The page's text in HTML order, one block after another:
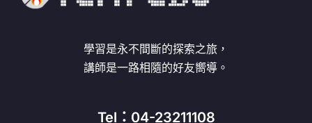
學習是永不間斷的探索之旅，
講師是一路相隨的好友嚮導。
Tel：04-23211108